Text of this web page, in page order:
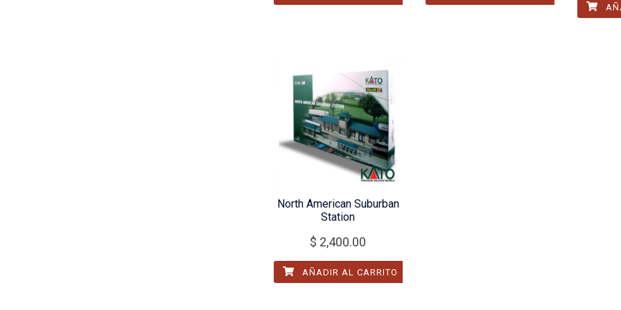
North American Suburban
Station
$ 2,400.00
AÑADIR AL CARRITO